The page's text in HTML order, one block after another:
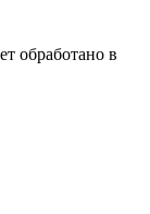
обработано в